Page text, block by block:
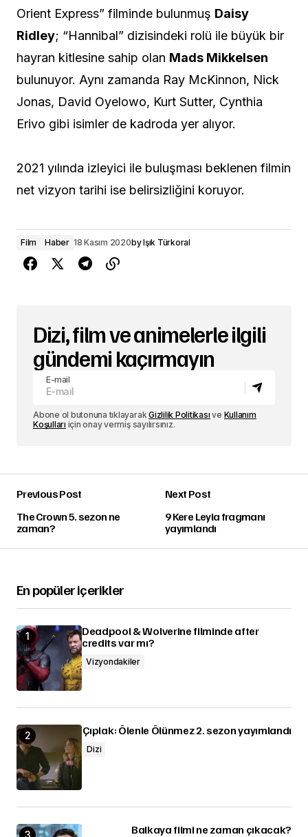
Orient Express” filminde bulunmuş Daisy
Ridley; “Hannibal” dizisindeki rolü ile büyük bir
hayran kitlesine sahip olan Mads Mikkelsen
bulunuyor. Aynı zamanda Ray McKinnon, Nick
Jonas, David Oyelowo, Kurt Sutter, Cynthia
Erivo gibi isimler de kadroda yer alıyor.
2021 yılında izleyici ile buluşması beklenen filmin
net vizyon tarihi ise belirsizliğini koruyor.
Film Haber 18 Kasım 2020byIşık Türkoral
Dizi, film ve animelerle ilgili
gündemi kaçırmayın
E-mail
Abone ol butonuna tıklayarakGizlilik Politikası ve Kullanım
Koşulları için onay vermiş sayılırsınız.
Previous Post
The Crown 5. sezon ne
zaman?
Next Post
9 Kere Leyla fragmanı
yayımlandı
En popüler içerikler
Deadpool & Wolverine filminde after
credits var mı?
Vizyondakiler
Çıplak: Ölenle Ölünmez 2. sezon yayımlandı
Dizi
Balkaya filmi ne zaman çıkacak?